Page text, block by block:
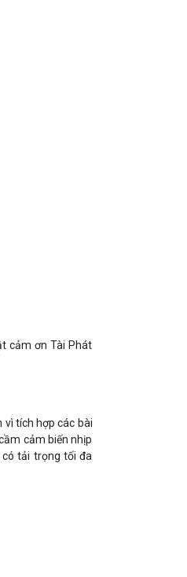
cảm ơn Tài Phát
tích hợp các bài
cảm biến nhịp
tải trọng tối đa